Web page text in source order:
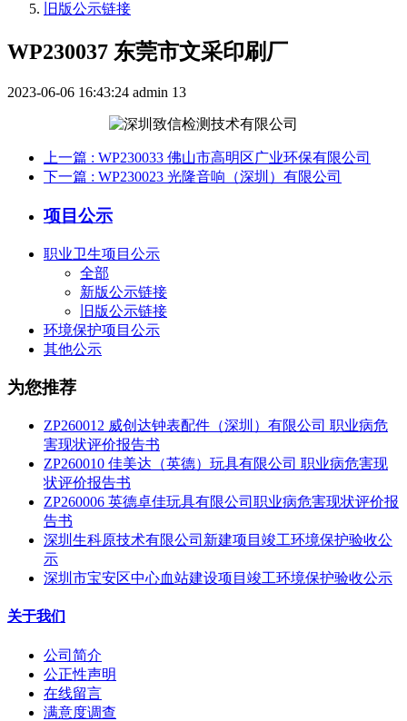
旧版公示链接
WP230037 东莞市文采印刷厂
2023-06-06 16:43:24 admin 13
上一篇 : WP230033 佛山市高明区广业环保有限公司
下一篇 : WP230023 光隆音响（深圳）有限公司
项目公示
职业卫生项目公示
全部
新版公示链接
旧版公示链接
环境保护项目公示
其他公示
为您推荐
ZP260012 威创达钟表配件（深圳）有限公司 职业病危
害现状评价报告书
ZP260010 佳美达（英德）玩具有限公司 职业病危害现
状评价报告书
ZP260006 英德卓佳玩具有限公司职业病危害现状评价报
告书
深圳生科原技术有限公司新建项目竣工环境保护验收公
示
深圳市宝安区中心血站建设项目竣工环境保护验收公示
关于我们
公司简介
公正性声明
在线留言
满意度调查